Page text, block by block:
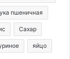
пшеничная
Сахар
яйцо